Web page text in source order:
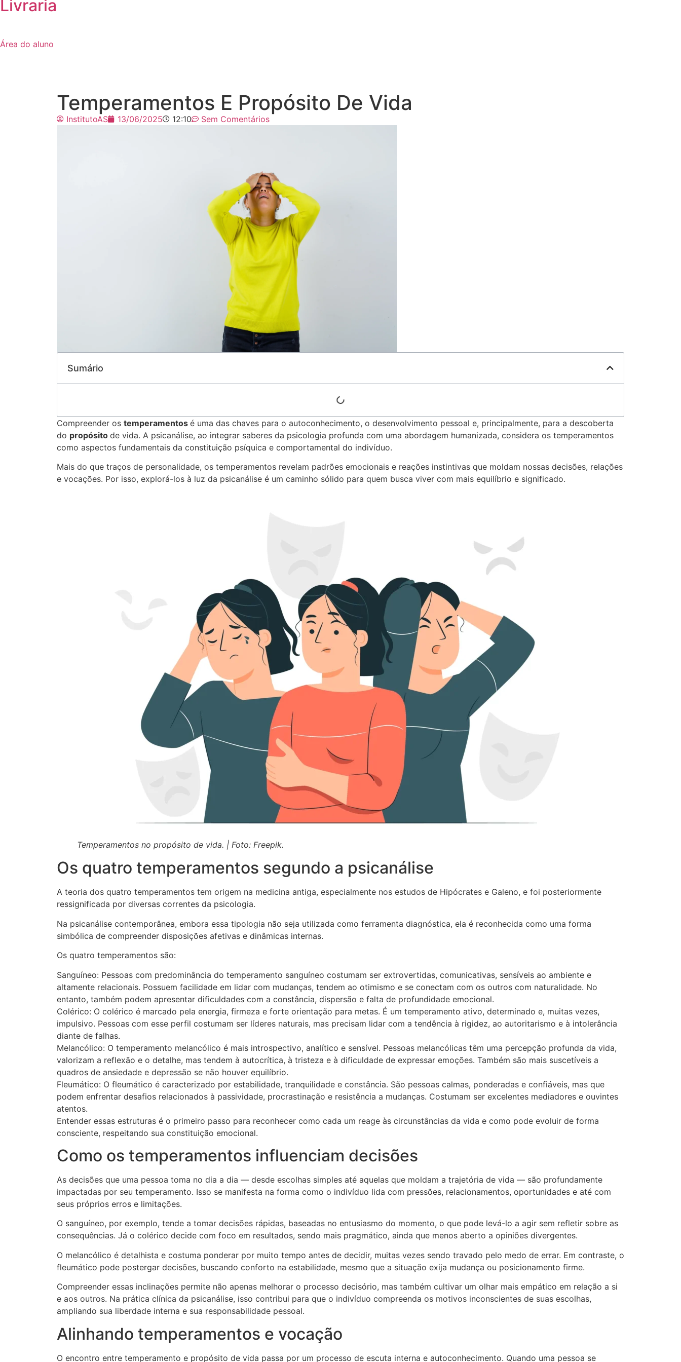
Livraria
Área do aluno
Temperamentos E Propósito De Vida
InstitutoAS 13/06/2025 12:10 Sem Comentários
Sumário
Compreender os temperamentos é uma das chaves para o autoconhecimento, o desenvolvimento pessoal e, principalmente, para a descoberta
do propósito de vida. A psicanálise, ao integrar saberes da psicologia profunda com uma abordagem humanizada, considera os temperamentos
como aspectos fundamentais da constituição psíquica e comportamental do indivíduo.
Mais do que traços de personalidade, os temperamentos revelam padrões emocionais e reações instintivas que moldam nossas decisões, relações
e vocações. Por isso, explorá-los à luz da psicanálise é um caminho sólido para quem busca viver com mais equilíbrio e significado.
Temperamentos no propósito de vida. | Foto: Freepik.
Os quatro temperamentos segundo a psicanálise
A teoria dos quatro temperamentos tem origem na medicina antiga, especialmente nos estudos de Hipócrates e Galeno, e foi posteriormente
ressignificada por diversas correntes da psicologia.
Na psicanálise contemporânea, embora essa tipologia não seja utilizada como ferramenta diagnóstica, ela é reconhecida como uma forma
simbólica de compreender disposições afetivas e dinâmicas internas.
Os quatro temperamentos são:
Sanguíneo: Pessoas com predominância do temperamento sanguíneo costumam ser extrovertidas, comunicativas, sensíveis ao ambiente e
altamente relacionais. Possuem facilidade em lidar com mudanças, tendem ao otimismo e se conectam com os outros com naturalidade. No
entanto, também podem apresentar dificuldades com a constância, dispersão e falta de profundidade emocional.
Colérico: O colérico é marcado pela energia, firmeza e forte orientação para metas. É um temperamento ativo, determinado e, muitas vezes,
impulsivo. Pessoas com esse perfil costumam ser líderes naturais, mas precisam lidar com a tendência à rigidez, ao autoritarismo e à intolerância
diante de falhas.
Melancólico: O temperamento melancólico é mais introspectivo, analítico e sensível. Pessoas melancólicas têm uma percepção profunda da vida,
valorizam a reflexão e o detalhe, mas tendem à autocrítica, à tristeza e à dificuldade de expressar emoções. Também são mais suscetíveis a
quadros de ansiedade e depressão se não houver equilíbrio.
Fleumático: O fleumático é caracterizado por estabilidade, tranquilidade e constância. São pessoas calmas, ponderadas e confiáveis, mas que
podem enfrentar desafios relacionados à passividade, procrastinação e resistência a mudanças. Costumam ser excelentes mediadores e ouvintes
atentos.
Entender essas estruturas é o primeiro passo para reconhecer como cada um reage às circunstâncias da vida e como pode evoluir de forma
consciente, respeitando sua constituição emocional.
Como os temperamentos influenciam decisões
As decisões que uma pessoa toma no dia a dia — desde escolhas simples até aquelas que moldam a trajetória de vida — são profundamente
impactadas por seu temperamento. Isso se manifesta na forma como o indivíduo lida com pressões, relacionamentos, oportunidades e até com
seus próprios erros e limitações.
O sanguíneo, por exemplo, tende a tomar decisões rápidas, baseadas no entusiasmo do momento, o que pode levá-lo a agir sem refletir sobre as
consequências. Já o colérico decide com foco em resultados, sendo mais pragmático, ainda que menos aberto a opiniões divergentes.
O melancólico é detalhista e costuma ponderar por muito tempo antes de decidir, muitas vezes sendo travado pelo medo de errar. Em contraste, o
fleumático pode postergar decisões, buscando conforto na estabilidade, mesmo que a situação exija mudança ou posicionamento firme.
Compreender essas inclinações permite não apenas melhorar o processo decisório, mas também cultivar um olhar mais empático em relação a si
e aos outros. Na prática clínica da psicanálise, isso contribui para que o indivíduo compreenda os motivos inconscientes de suas escolhas,
ampliando sua liberdade interna e sua responsabilidade pessoal.
Alinhando temperamentos e vocação
O encontro entre temperamento e propósito de vida passa por um processo de escuta interna e autoconhecimento. Quando uma pessoa se